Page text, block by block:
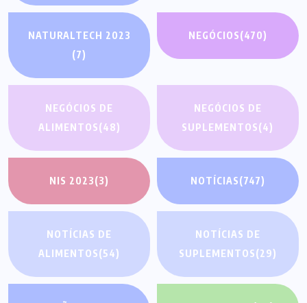
NATURALTECH 2023
(7)
NEGÓCIOS(470)
NEGÓCIOS DE
ALIMENTOS(48)
NEGÓCIOS DE
SUPLEMENTOS(4)
NIS 2023(3) NOTÍCIAS(747)
NOTÍCIAS DE
ALIMENTOS(54)
NOTÍCIAS DE
SUPLEMENTOS(29)